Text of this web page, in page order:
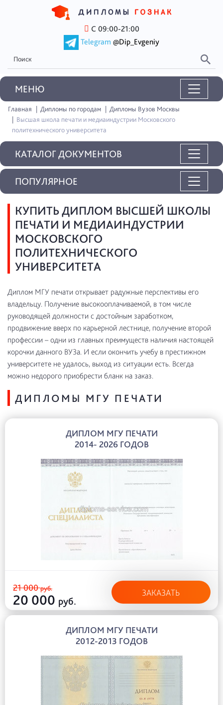
С 09:00-21:00
Telegram @Dip_Evgeniy
MEНЮ
Главная Дипломы по городам
Дипломы Вузов Москвы
Высшая школа печати и медиаиндустрии Московского
политехнического университета
КАТАЛОГ ДОКУМЕНТОВ
КУПИТЬ ДИПЛОМ ВЫСШЕЙ ШКОЛЫ
ПЕЧАТИ И МЕДИАИНДУСТРИИ
МОСКОВСКОГО
ПОЛИТЕХНИЧЕСКОГО
УНИВЕРСИТЕТА
Диплом МГУ печати открывает радужные перспективы его
владельцу. Получение высокооплачиваемой, в том числе
руководящей должности с достойным заработком,
продвижение вверх по карьерной лестнице, получение второй
профессии – одни из главных преимуществ наличия настоящей
корочки данного ВУЗа. И если окончить учебу в престижном
университете не удалось, выход из ситуации есть. Всегда
можно недорого приобрести бланк на заказ.
ДИПЛОМЫ МГУ ПЕЧАТИ
ДИПЛОМ МГУ ПЕЧАТИ
2014- 2026 ГОДОВ
21 000руб.
20 000 руб.
ЗАКАЗАТЬ
ДИПЛОМ МГУ ПЕЧАТИ
2012-2013 ГОДОВ
ПОПУЛЯРНОЕ